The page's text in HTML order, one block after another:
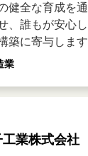
健全な育成を
、誰もが安心
築に寄与します
業
業株式会社